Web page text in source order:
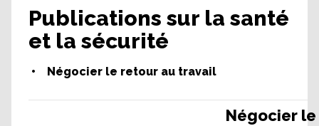
Publications sur la santé
et la sécurité
• Négocier le retour au travail
Négocier